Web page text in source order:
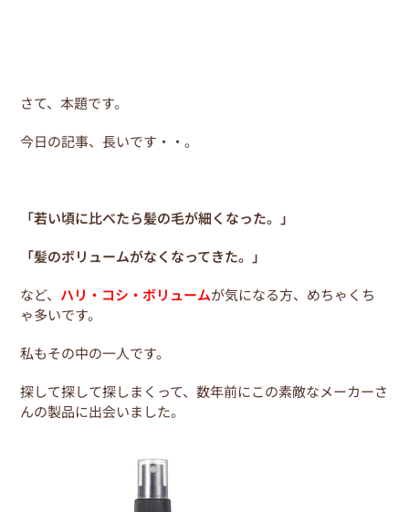
さて、本題です。
今日の記事、長いです・・。
「若い頃に比べたら髪の毛が細くなった。」
「髪のボリュームがなくなってきた。」
など、 ハリ・コシ・ボリュームが気になる方、めちゃくち
ゃ多いです。
私もその中の一人です。
探して探して探しまくって、数年前にこの素敵なメーカーさ
んの製品に出会いました。